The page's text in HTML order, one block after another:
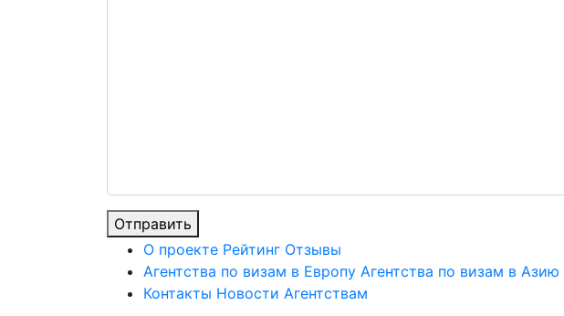
Отправить
О проекте Рейтинг Отзывы
Агентства по визам в Европу Агентства по визам в Азию
Контакты Новости Агентствам